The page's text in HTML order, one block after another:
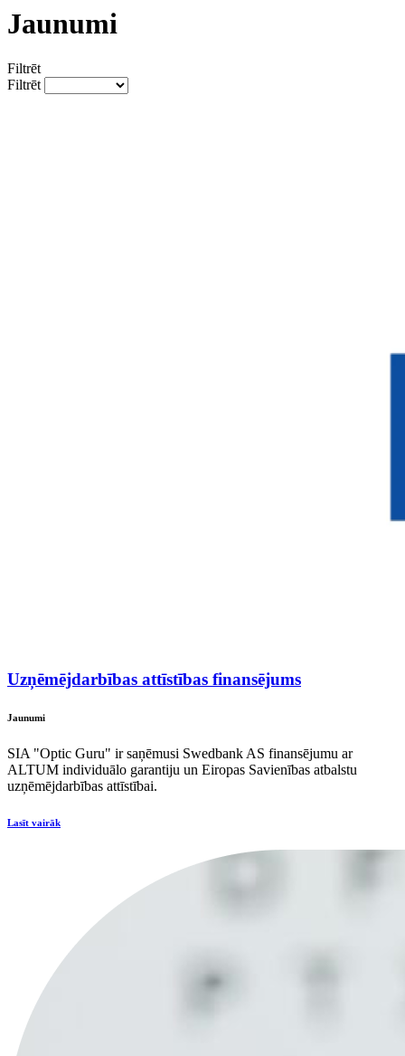
Jaunumi
Filtrēt
Filtrēt
Uzņēmējdarbības attīstības finansējums
Jaunumi
SIA "Optic Guru" ir saņēmusi Swedbank AS finansējumu ar
ALTUM individuālo garantiju un Eiropas Savienības atbalstu
uzņēmējdarbības attīstībai.
Lasīt vairāk